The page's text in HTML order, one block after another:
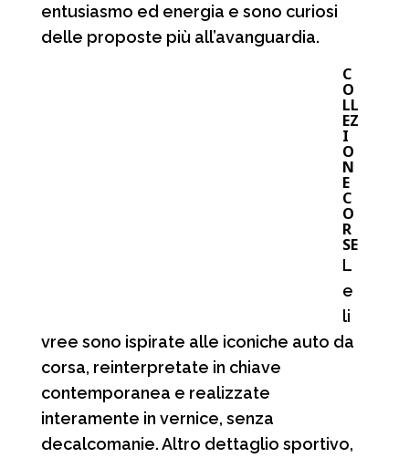
entusiasmo ed energia e sono curiosi
delle proposte più all’avanguardia.
C
O
LL
EZ
I
O
N
E
C
O
R
SE
L
e
li
vree sono ispirate alle iconiche auto da
corsa, reinterpretate in chiave
contemporanea e realizzate
interamente in vernice, senza
decalcomanie. Altro dettaglio sportivo,